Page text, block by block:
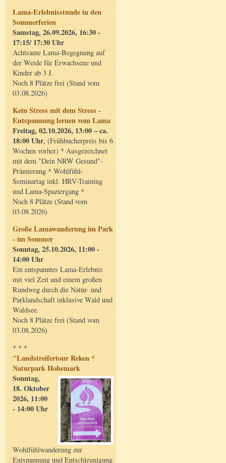
Lama-Erlebnisstunde in den
Sommerferien
Samstag, 26.09.2026, 16:30 -
17:15/ 17:30 Uhr
Achtsame Lama-Begegnung auf
der Weide für Erwachsene und
Kinder ab 3 J.
Noch 8 Plätze frei (Stand vom
03.08.2026)
Kein Stress mit dem Stress -
Entspannung lernen vom Lama
Freitag, 02.10.2026, 13:00 – ca.
18:00 Uhr, (Frühbucherpreis bis 6
Wochen vorher) * Ausgezeichnet
mit dem "Dein NRW Gesund"-
Prämierung * Wohlfühl-
Seminartag inkl. HRV-Training
und Lama-Spaziergang *
Noch 8 Plätze (Stand vom
03.08.2026)
Große Lamawanderung im Park
- im Sommer
Sonntag, 25.10.2026, 11:00 -
14:00 Uhr
Ein entspanntes Lama-Erlebnis
mit viel Zeit und einem großen
Rundweg durch die Natur- und
Parklandschaft inklusive Wald und
Waldsee.
Noch 8 Plätze frei (Stand vom
03.08.2026)
* * *
"Landstreifertour Reken *
Naturpark Hohemark
Sonntag,
18. Oktober
2026, 11:00
- 14:00 Uhr
Wohlfühlwanderung zur
Entspannung und Entschleunigung